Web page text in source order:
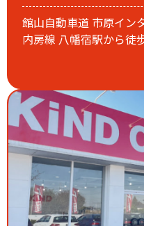
館山自動車道 市原イン
内房線 八幡宿駅から徒